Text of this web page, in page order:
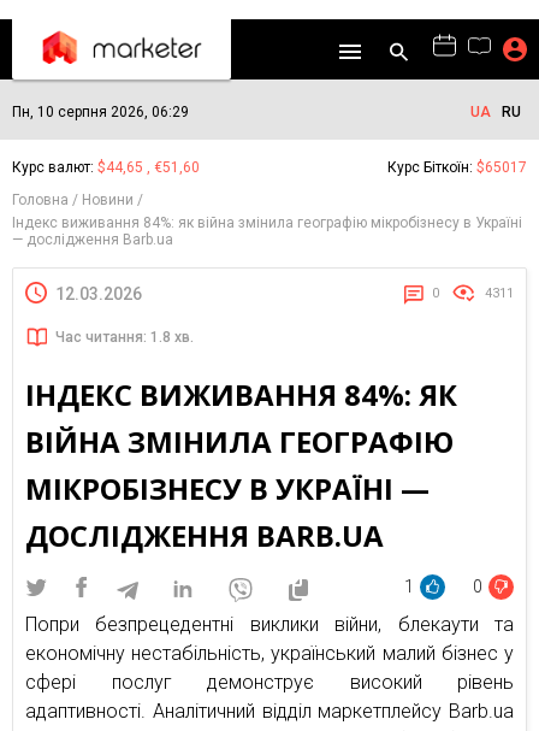
Пн, 10 серпня 2026, 06:29 UA RU
Курс валют: $44,65 , €51,60 Курс Біткоїн: $65017
Головна
Новини
Індекс виживання 84%: як війна змінила географію мікробізнесу в Україні
— дослідження Barb.ua
12.03.2026 0 4311
Час читання: 1.8 хв.
ІНДЕКС ВИЖИВАННЯ 84%: ЯК
ВІЙНА ЗМІНИЛА ГЕОГРАФІЮ
МІКРОБІЗНЕСУ В УКРАЇНІ —
ДОСЛІДЖЕННЯ BARB.UA
1 0
Попри безпрецедентні виклики війни, блекаути та
економічну нестабільність, український малий бізнес у
сфері послуг демонструє високий рівень
адаптивності. Аналітичний відділ маркетплейсу Barb.ua